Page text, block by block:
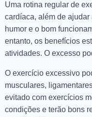
Uma rotina regular de
cardíaca, além de
humor e o bom
entanto, os benefícios
atividades. O excesso
O exercício excessivo
musculares,
evitado com exercícios
condições e terão bons